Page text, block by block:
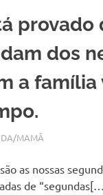
provado
dos
a família
19, 2017
MAMÃ
as nossas
de